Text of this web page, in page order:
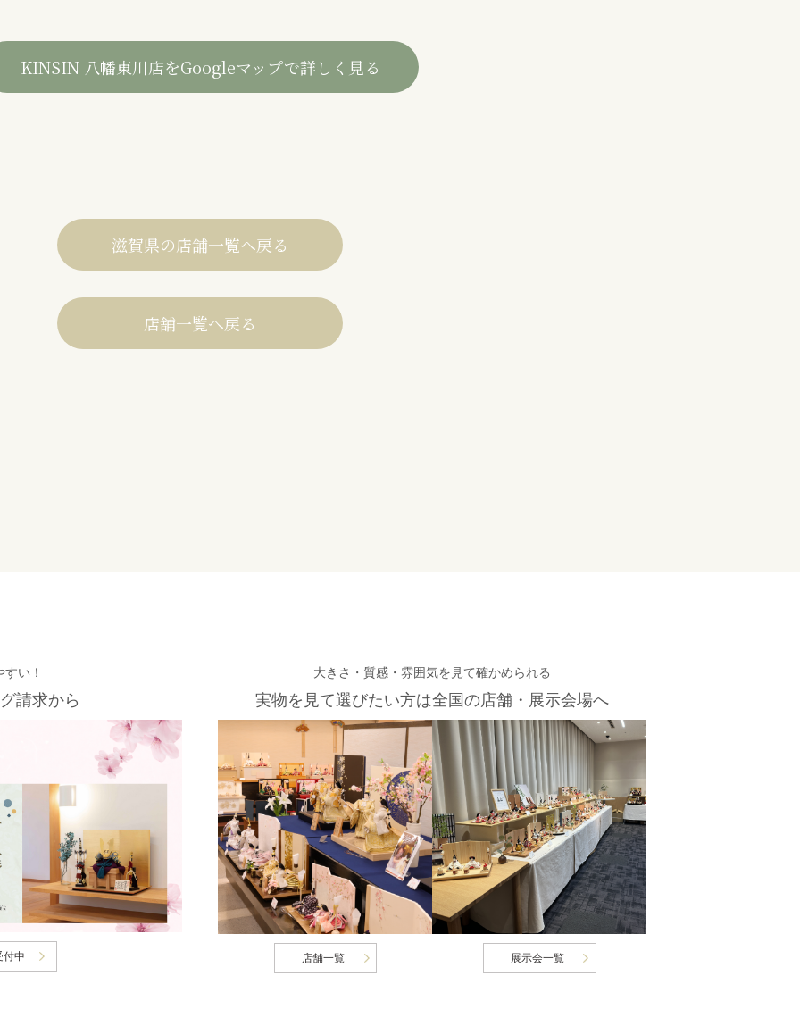
KINSIN 八幡東川店をGoogleマップで詳しく見る
滋賀県の店舗一覧へ戻る
店舗一覧へ戻る
い！
請求から
付中
大きさ・質感・雰囲気を見て確かめられる
実物を見て選びたい方は全国の店舗・展示会場へ
店舗一覧 展示会一覧